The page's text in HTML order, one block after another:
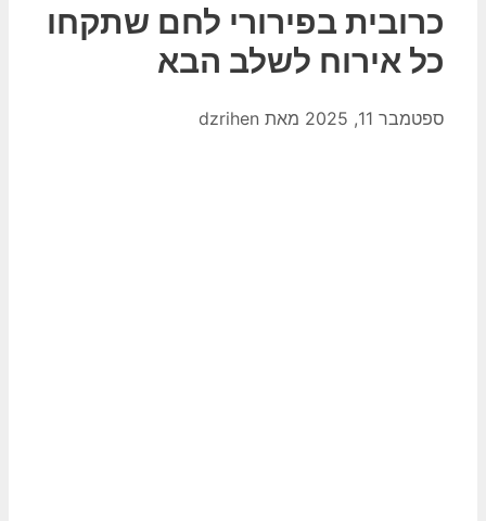
כרובית בפירורי לחם שתקחו
כל אירוח לשלב הבא
ספטמבר 11, 2025 מאתdzrihen